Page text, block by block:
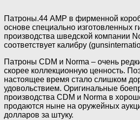
Патроны.44 АМР в фирменной
основе специально изготовленных
производства шведской компании
соответствует калибру
Патроны CDM и Norma – очень
скорее коллекционную ценность.
настоящее время стало слишком
удовольствием. Оригинальные
производства CDM и Norma в
продаются ныне на оружейных
долларов за штуку.